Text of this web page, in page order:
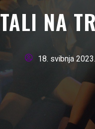
NA
18. svibnja 2023.